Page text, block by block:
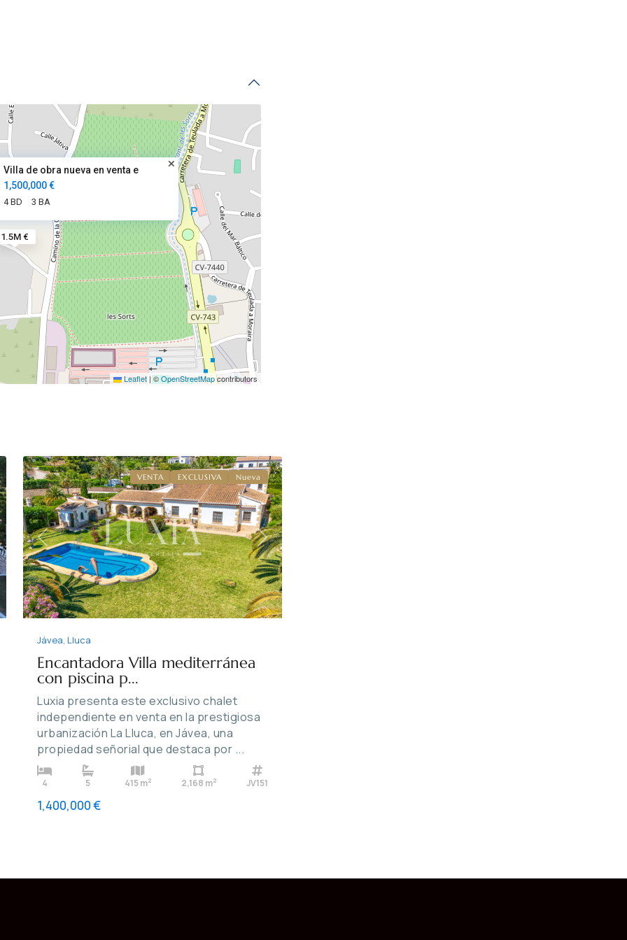
1.5M €
Villa de obra nueva en venta e
1,500,000 €
4 BD 3 BA
Leaflet |©OpenStreetMapcontributors
Previous Next
VENTA EXCLUSIVA Nueva
Jávea Lluca
Encantadora Villa mediterránea
con piscina p...
Luxia presenta este exclusivo chalet
independiente en venta en la prestigiosa
urbanización La Lluca, en Jávea, una
propiedad señorial que destaca por ...
4 5 415 m2 2,168 m2 JV151
1,400,000 €